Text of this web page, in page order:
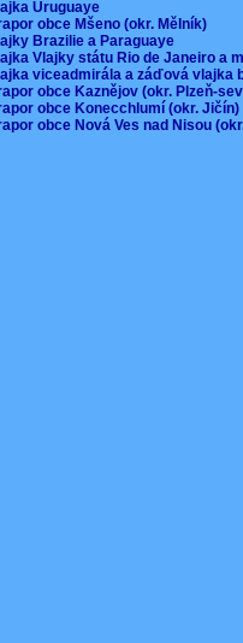
Uruguaye
obce Mšeno (okr. Mělník)
Brazilie a Paraguaye
Vlajky státu Rio de Janeiro a
viceadmirála a záďová
obce Kaznějov (okr. Plzeň-
obce Konecchlumí (okr.
obce Nová Ves nad Nisou